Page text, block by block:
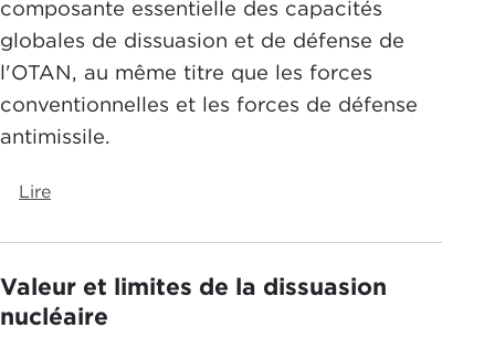
composante essentielle des capacités
globales de dissuasion et de défense de
l'OTAN, au même titre que les forces
conventionnelles et les forces de défense
antimissile.
Lire
Valeur et limites de la dissuasion
nucléaire